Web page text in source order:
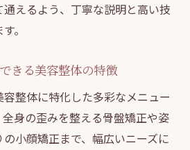
えるよう、丁寧な説明と高い技
。
きる美容整体の特徴
整体に特化した多彩なメニュー
身の歪みを整える骨盤矯正や姿
小顔矯正まで、幅広いニーズに